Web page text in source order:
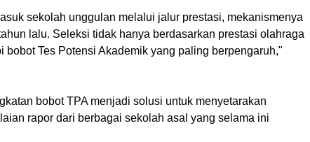
sekolah unggulan melalui jalur prestasi, mekanismenya
lalu. Seleksi tidak hanya berdasarkan prestasi olahraga
bobot Tes Potensi Akademik yang paling berpengaruh,"
bobot TPA menjadi solusi untuk menyetarakan
rapor dari berbagai sekolah asal yang selama ini